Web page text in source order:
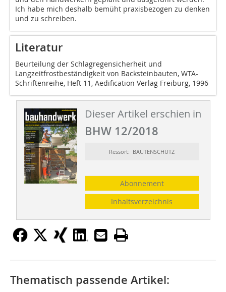
Ich habe mich deshalb bemüht praxisbezogen zu denken
und zu schreiben.
Literatur
Beurteilung der Schlagregensicherheit und
Langzeitfrostbeständigkeit von Backsteinbauten, WTA-
Schriftenreihe, Heft 11, Aedification Verlag Freiburg, 1996
Dieser Artikel erschien in
BHW 12/2018
Ressort: BAUTENSCHUTZ
Abonnement
Inhaltsverzeichnis
Thematisch passende Artikel: